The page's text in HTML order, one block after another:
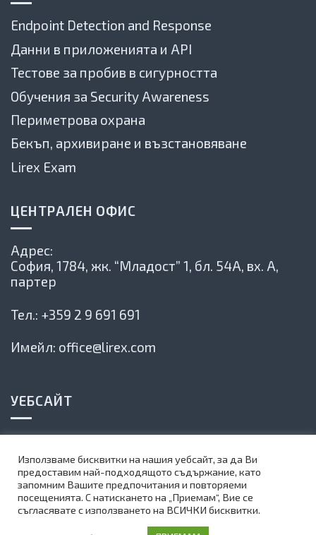
Endpoint Detection and Response
Данни в приложенията и API
Тестове за пробив в сигурността
Обучения за Security Awareness
Периметрова охрана
Бекъп, архивиране и възстановяване
Lirex Exam
ЦЕНТРАЛЕН ОФИС
Адрес:
София, 1784, жк. “Младост” 1, бл. 54А, вх. А,
партер
Тел.: +359 2 9 691 691
Имейл: office@lirex.com
УЕБСАЙТ
Политика на сайта
Карта на сайта
Абонирай се за нашия бюлетин
Използваме бисквитки на нашия уебсайт, за да Ви
предоставим най-подходящото съдържание, като
запомним Вашите предпочитания и повторяеми
посещенията. С натискането на „Приемам“, Вие се
съгласявате с използването на ВСИЧКИ бисквитки.